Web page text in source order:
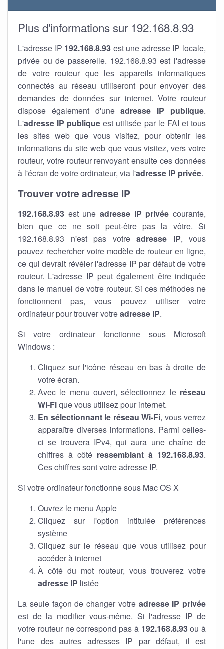
Plus d'informations sur 192.168.8.93
L'adresse IP 192.168.8.93 est une adresse IP locale,
privée ou de passerelle. 192.168.8.93 est l'adresse
de votre routeur que les appareils informatiques
connectés au réseau utiliseront pour envoyer des
demandes de données sur internet. Votre routeur
dispose également d'uneadresse IP publique.
L'adresse IP publique est utilisée par le FAI et tous
les sites web que vous visitez, pour obtenir les
informations du site web que vous visitez, vers votre
routeur, votre routeur renvoyant ensuite ces données
à l'écran de votre ordinateur, via l'adresse IP privée.
Trouver votre adresse IP
192.168.8.93 est une adresse IP privée courante,
bien que ce ne soit peut-être pas la vôtre. Si
192.168.8.93 n'est pas votre adresse IP, vous
pouvez rechercher votre modèle de routeur en ligne,
ce qui devrait révéler l'adresse IP par défaut de votre
routeur. L'adresse IP peut également être indiquée
dans le manuel de votre routeur. Si ces méthodes ne
fonctionnent pas, vous pouvez utiliser votre
ordinateur pour trouver votreadresse IP.
Si votre ordinateur fonctionne sous Microsoft
Windows :
Cliquez sur l'icône réseau en bas à droite de
votre écran.
Avec le menu ouvert, sélectionnez le réseau
Wi-Fique vous utilisez pour internet.
En sélectionnant le réseau Wi-Fi, vous verrez
apparaître diverses informations. Parmi celles-
ci se trouvera IPv4, qui aura une chaîne de
chiffres à côté ressemblant à 192.168.8.93.
Ces chiffres sont votre adresse IP.
Si votre ordinateur fonctionne sous Mac OS X
Ouvrez le menu Apple
Cliquez sur l'option intitulée préférences
système
Cliquez sur le réseau que vous utilisez pour
accéder à internet
À côté du mot routeur, vous trouverez votre
adresse IP listée
La seule façon de changer votre adresse IP privée
est de la modifier vous-même. Si l'adresse IP de
votre routeur ne correspond pas à 192.168.8.93ou à
l'une des autres adresses IP par défaut, il est